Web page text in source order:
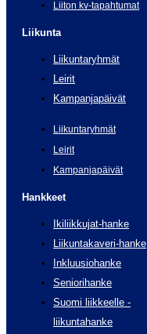
Liiton kv-tapahtumat
Liikunta
Liikuntaryhmät
Leirit
Kampanjapäivät
Liikuntaryhmät
Leirit
Kampanjapäivät
Hankkeet
Ikiliikkujat-hanke
Liikuntakaveri-hanke
Inkluusiohanke
Seniorihanke
Suomi liikkeelle -
liikuntahanke